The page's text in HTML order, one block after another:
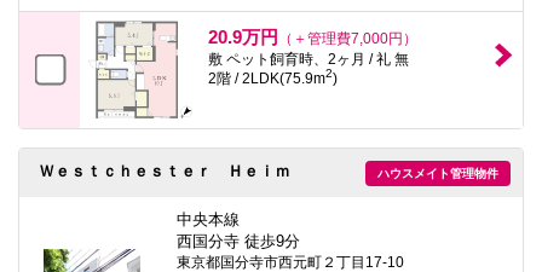
20.9万円
（＋管理費7,000円）
敷 ペット飼育時、2ヶ月 / 礼 無
2階 / 2LDK(75.9m2)
ハウスメイト管理物件
Ｗｅｓｔｃｈｅｓｔｅｒ Ｈｅｉｍ
中央本線
西国分寺 徒歩9分
東京都国分寺市西元町２丁目17-10